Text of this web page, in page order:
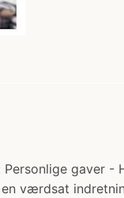
gaver
værdsat